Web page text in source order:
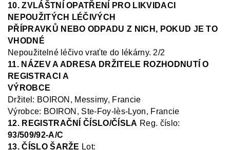
10. ZVLÁŠTNÍ OPATŘENÍ PRO LIKVIDACI
NEPOUŽITÝCH LÉČIVÝCH
PŘÍPRAVKŮ NEBO ODPADU Z NICH, POKUD JE TO
VHODNÉ
Nepoužitelné léčivo vraťte do lékárny. 2/2
11. NÁZEV A ADRESA DRŽITELE ROZHODNUTÍ O
REGISTRACI A
VÝROBCE
Držitel: BOIRON, Messimy, Francie
Výrobce: BOIRON, Ste-Foy- lès-Lyon, Francie
12. REGISTRAČNÍ ČÍSLO/ČÍSLA Reg. číslo:
93/509/92-A/C
13. ČÍSLO ŠARŽE Lot: